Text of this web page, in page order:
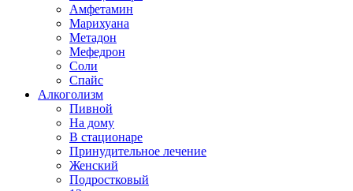
Амфетамин
Марихуана
Метадон
Мефедрон
Соли
Спайс
Алкоголизм
Пивной
На дому
В стационаре
Принудительное лечение
Женский
Подростковый